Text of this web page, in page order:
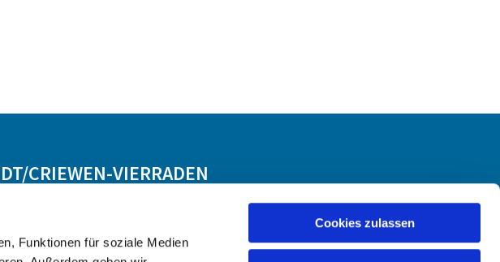
Funktionen für soziale Medien
Cookies zulassen
CRIEWEN-VIERRADEN